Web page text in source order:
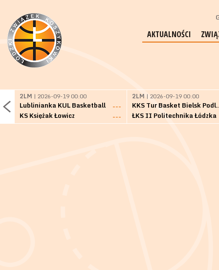
AKTUALNOŚCI
2LM | 2026-09-19 00:00
Lublinianka KUL Basketball
---
KS Księżak Łowicz
---
2LM | 2026-09-19 00:00
KKS Tur
ŁKS II Politechnika Łódzka